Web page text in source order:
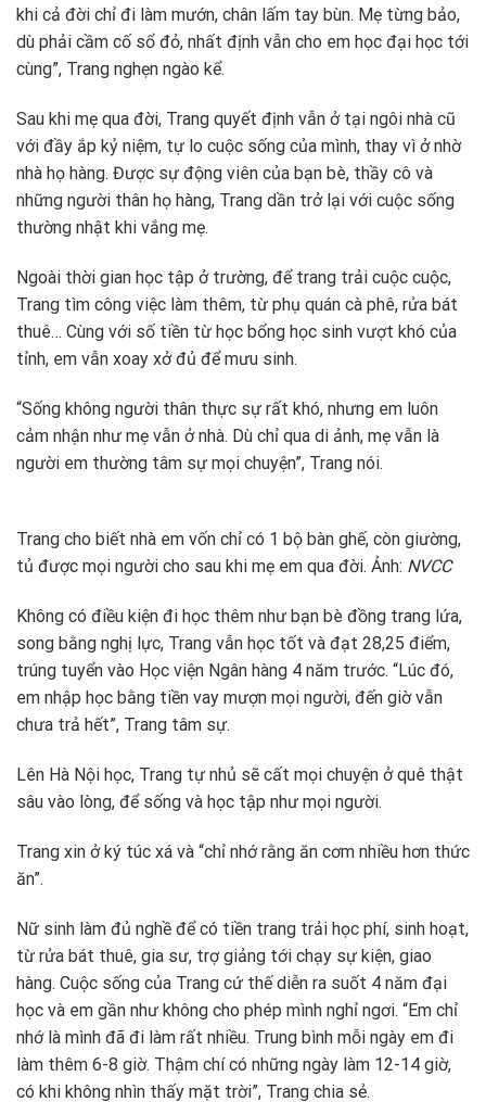
khi cả đời chỉ đi làm mướn, chân lấm tay bùn. Mẹ từng bảo,
dù phải cầm cố sổ đỏ, nhất định vẫn cho em học đại học tới
cùng”, Trang nghẹn ngào kể.
Sau khi mẹ qua đời, Trang quyết định vẫn ở tại ngôi nhà cũ
với đầy ắp kỷ niệm, tự lo cuộc sống của mình, thay vì ở nhờ
nhà họ hàng. Được sự động viên của bạn bè, thầy cô và
những người thân họ hàng, Trang dần trở lại với cuộc sống
thường nhật khi vắng mẹ.
Ngoài thời gian học tập ở trường, để trang trải cuộc cuộc,
Trang tìm công việc làm thêm, từ phụ quán cà phê, rửa bát
thuê… Cùng với số tiền từ học bổng học sinh vượt khó của
tỉnh, em vẫn xoay xở đủ để mưu sinh.
“Sống không người thân thực sự rất khó, nhưng em luôn
cảm nhận như mẹ vẫn ở nhà. Dù chỉ qua di ảnh, mẹ vẫn là
người em thường tâm sự mọi chuyện”, Trang nói.
Trang cho biết nhà em vốn chỉ có 1 bộ bàn ghế, còn giường,
tủ được mọi người cho sau khi mẹ em qua đời. Ảnh: NVCC
Không có điều kiện đi học thêm như bạn bè đồng trang lứa,
song bằng nghị lực, Trang vẫn học tốt và đạt 28,25 điểm,
trúng tuyển vào Học viện Ngân hàng 4 năm trước. “Lúc đó,
em nhập học bằng tiền vay mượn mọi người, đến giờ vẫn
chưa trả hết”, Trang tâm sự.
Lên Hà Nội học, Trang tự nhủ sẽ cất mọi chuyện ở quê thật
sâu vào lòng, để sống và học tập như mọi người.
Trang xin ở ký túc xá và “chỉ nhớ rằng ăn cơm nhiều hơn thức
ăn”.
Nữ sinh làm đủ nghề để có tiền trang trải học phí, sinh hoạt,
từ rửa bát thuê, gia sư, trợ giảng tới chạy sự kiện, giao
hàng. Cuộc sống của Trang cứ thế diễn ra suốt 4 năm đại
học và em gần như không cho phép mình nghỉ ngơi. “Em chỉ
nhớ là mình đã đi làm rất nhiều. Trung bình mỗi ngày em đi
làm thêm 6-8 giờ. Thậm chí có những ngày làm 12-14 giờ,
có khi không nhìn thấy mặt trời”, Trang chia sẻ.